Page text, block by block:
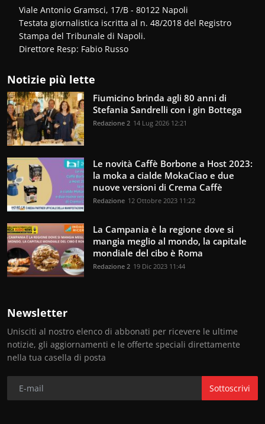
Viale Antonio Gramsci, 17/B - 80122 Napoli
Testata giornalistica iscritta al n. 48/2018 del Registro
Stampa del Tribunale di Napoli.
Direttore Resp: Fabio Russo
Notizie più lette
Fiumicino brinda agli 80 anni di
Stefania Sandrelli con i gin Bottega
Redazione 2 14 Lug 2026 12:21
Le novità Caffè Borbone a Host 2023:
la moka a cialde MokaCiao e due
nuove versioni di Crema Caffè
Redazione 12 Ottobre 2023 11:22
La Campania è la regione dove si
mangia meglio al mondo, la capitale
mondiale del cibo è Roma
Redazione 2 19 Dic 2023 11:44
Newsletter
Unisciti al nostro elenco di abbonati per ricevere le ultime
notizie, gli aggiornamenti e le offerte speciali direttamente
nella tua casella di posta
Sottoscrivi